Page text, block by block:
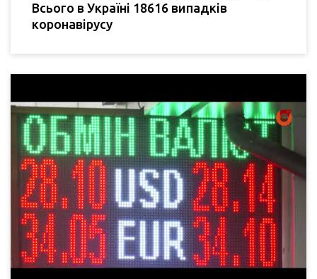
Всього в Україні 18616 випадків
коронавірусу